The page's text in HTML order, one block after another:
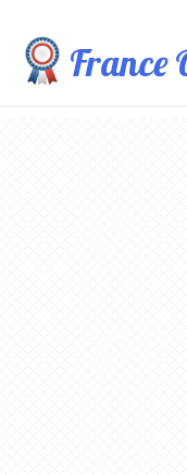
France